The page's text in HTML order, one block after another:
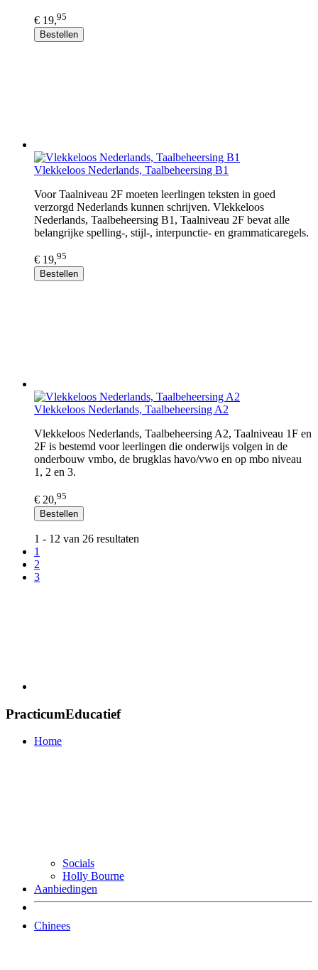
€ 19,95
Bestellen
Vlekkeloos Nederlands, Taalbeheersing B1
Voor Taalniveau 2F moeten leerlingen teksten in goed
verzorgd Nederlands kunnen schrijven. Vlekkeloos
Nederlands, Taalbeheersing B1, Taalniveau 2F bevat alle
belangrijke spelling-, stijl-, interpunctie- en grammaticaregels.
€ 19,95
Bestellen
Vlekkeloos Nederlands, Taalbeheersing A2
Vlekkeloos Nederlands, Taalbeheersing A2, Taalniveau 1F en
2F is bestemd voor leerlingen die onderwijs volgen in de
onderbouw vmbo, de brugklas havo/vwo en op mbo niveau
1, 2 en 3.
€ 20,95
Bestellen
1 - 12 van 26 resultaten
1
2
3
PracticumEducatief
Home
Socials
Holly Bourne
Aanbiedingen
Chinees